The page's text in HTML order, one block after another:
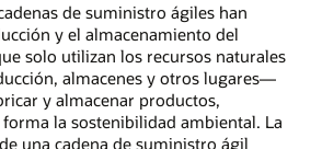
de suministro ágiles han
y el almacenamiento del
solo utilizan los recursos naturales
almacenes y otros lugares—
y almacenar productos,
la sostenibilidad ambiental. La
una cadena de suministro ágil